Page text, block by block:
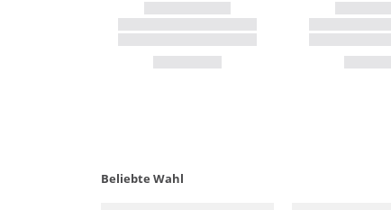
Beliebte Wahl